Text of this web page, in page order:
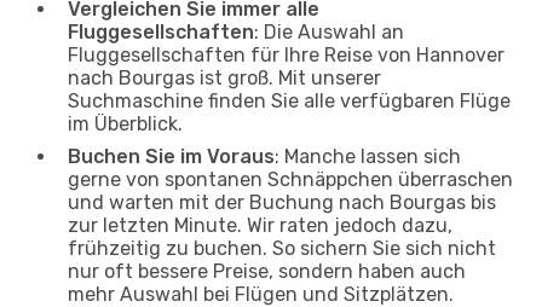
Vergleichen Sie immer alle
Fluggesellschaften: Die Auswahl an
Fluggesellschaften für Ihre Reise von Hannover
nach Bourgas ist groß. Mit unserer
Suchmaschine finden Sie alle verfügbaren Flüge
im Überblick.
Buchen Sie im Voraus: Manche lassen sich
gerne von spontanen Schnäppchen überraschen
und warten mit der Buchung nach Bourgas bis
zur letzten Minute. Wir raten jedoch dazu,
frühzeitig zu buchen. So sichern Sie sich nicht
nur oft bessere Preise, sondern haben auch
mehr Auswahl bei Flügen und Sitzplätzen.